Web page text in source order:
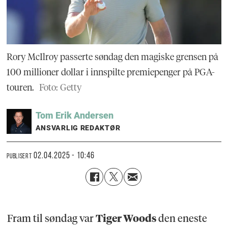
Rory McIlroy passerte søndag den magiske grensen på
100 millioner dollar i innspilte premiepenger på PGA-
touren. Foto: Getty
Tom Erik Andersen
ANSVARLIG REDAKTØR
PUBLISERT 02.04.2025 - 10:46
Fram til søndag varTiger Woodsden eneste